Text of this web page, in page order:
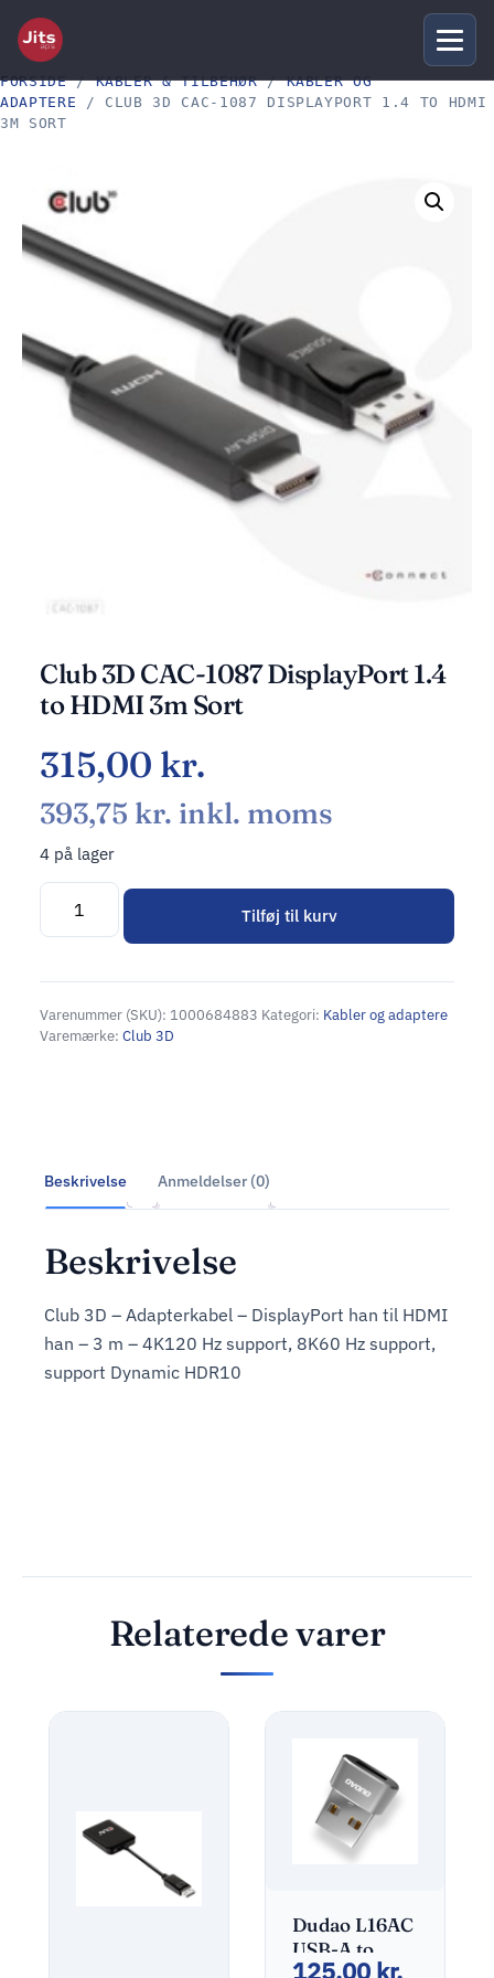
FORSIDE/KABLER & TILBEHØR/KABLER OG
ADAPTERE / CLUB 3D CAC-1087 DISPLAYPORT 1.4 TO HDMI
3M SORT
Club 3D CAC-1087 DisplayPort 1.4
to HDMI 3m Sort
315,00 kr.
393,75 kr. inkl. moms
4 på lager
Tilføj til kurv
Alternative:
Varenummer (SKU): 1000684883 Kategori: Kabler og adaptere
Varemærke: Club 3D
Beskrivelse Anmeldelser (0)
Beskrivelse
Club 3D – Adapterkabel – DisplayPort han til HDMI
han – 3 m – 4K120 Hz support, 8K60 Hz support,
support Dynamic HDR10
Relaterede varer
Dudao L16AC
USB-A to
125,00 kr.